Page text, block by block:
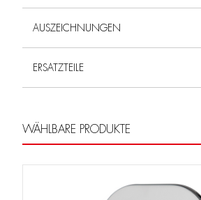
AUSZEICHNUNGEN
ERSATZTEILE
WÄHLBARE PRODUKTE